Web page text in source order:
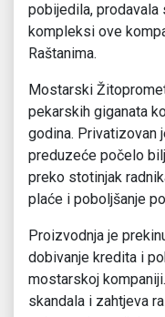
pobijedila, prodavala
kompleksi ove
Raštanima.
Mostarski
pekarskih giganata
godina. Privatizovan
preduzeće počelo
preko stotinjak
plaće i poboljšanje
Proizvodnja je
dobivanje kredita i
mostarskoj
skandala i zahtjeva